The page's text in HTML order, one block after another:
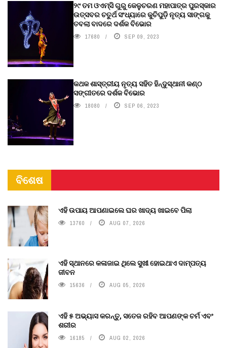
୨୯ ତମ ଓଏମ୍‌ସି ଗୁରୁ କେଳୁଚରଣ ମହାପାତ୍ର ପୁରସ୍କାର
ଉତ୍ସବର ଚତୁର୍ଥ ସଂଧ୍ୟାରେ କୁଚିପୁଡ଼ି ନୃତ୍ୟ ସାଙ୍ଗକୁ
ତବଲା ବାଦରେ ଦର୍ଶକ ବିଭୋର
17680 SEP 09, 2023
କଥକ ଶାସ୍ତ୍ରୀୟ ନୃତ୍ୟ ସହିତ ହିନ୍ଦୁସ୍ଥାନୀ କଣ୍ଠ
ସଙ୍ଗୀତରେ ଦର୍ଶକ ବିଭୋର
18080 SEP 06, 2023
ବିଶେଷ
ଏହି ଉପାୟ ଆପଣାଇଲେ ଘର ଖାଦ୍ୟ ଖାଇବେ ପିଲା
13760 AUG 07, 2026
ଏହି ସ୍ଥାନରେ କଳାଜାଇ ଥିଲେ ସୁଖୀ ହୋଇଥାଏ ଦାମ୍ପତ୍ୟ
ଜୀବନ
15636 AUG 05, 2026
ଏହି ୫ ଅଭ୍ୟାସ କରନ୍ତୁ, ସତେଜ ରହିବ ଆପଣଙ୍କ ଚର୍ମ ଏବଂ
ଶରୀର
16185 AUG 02, 2026